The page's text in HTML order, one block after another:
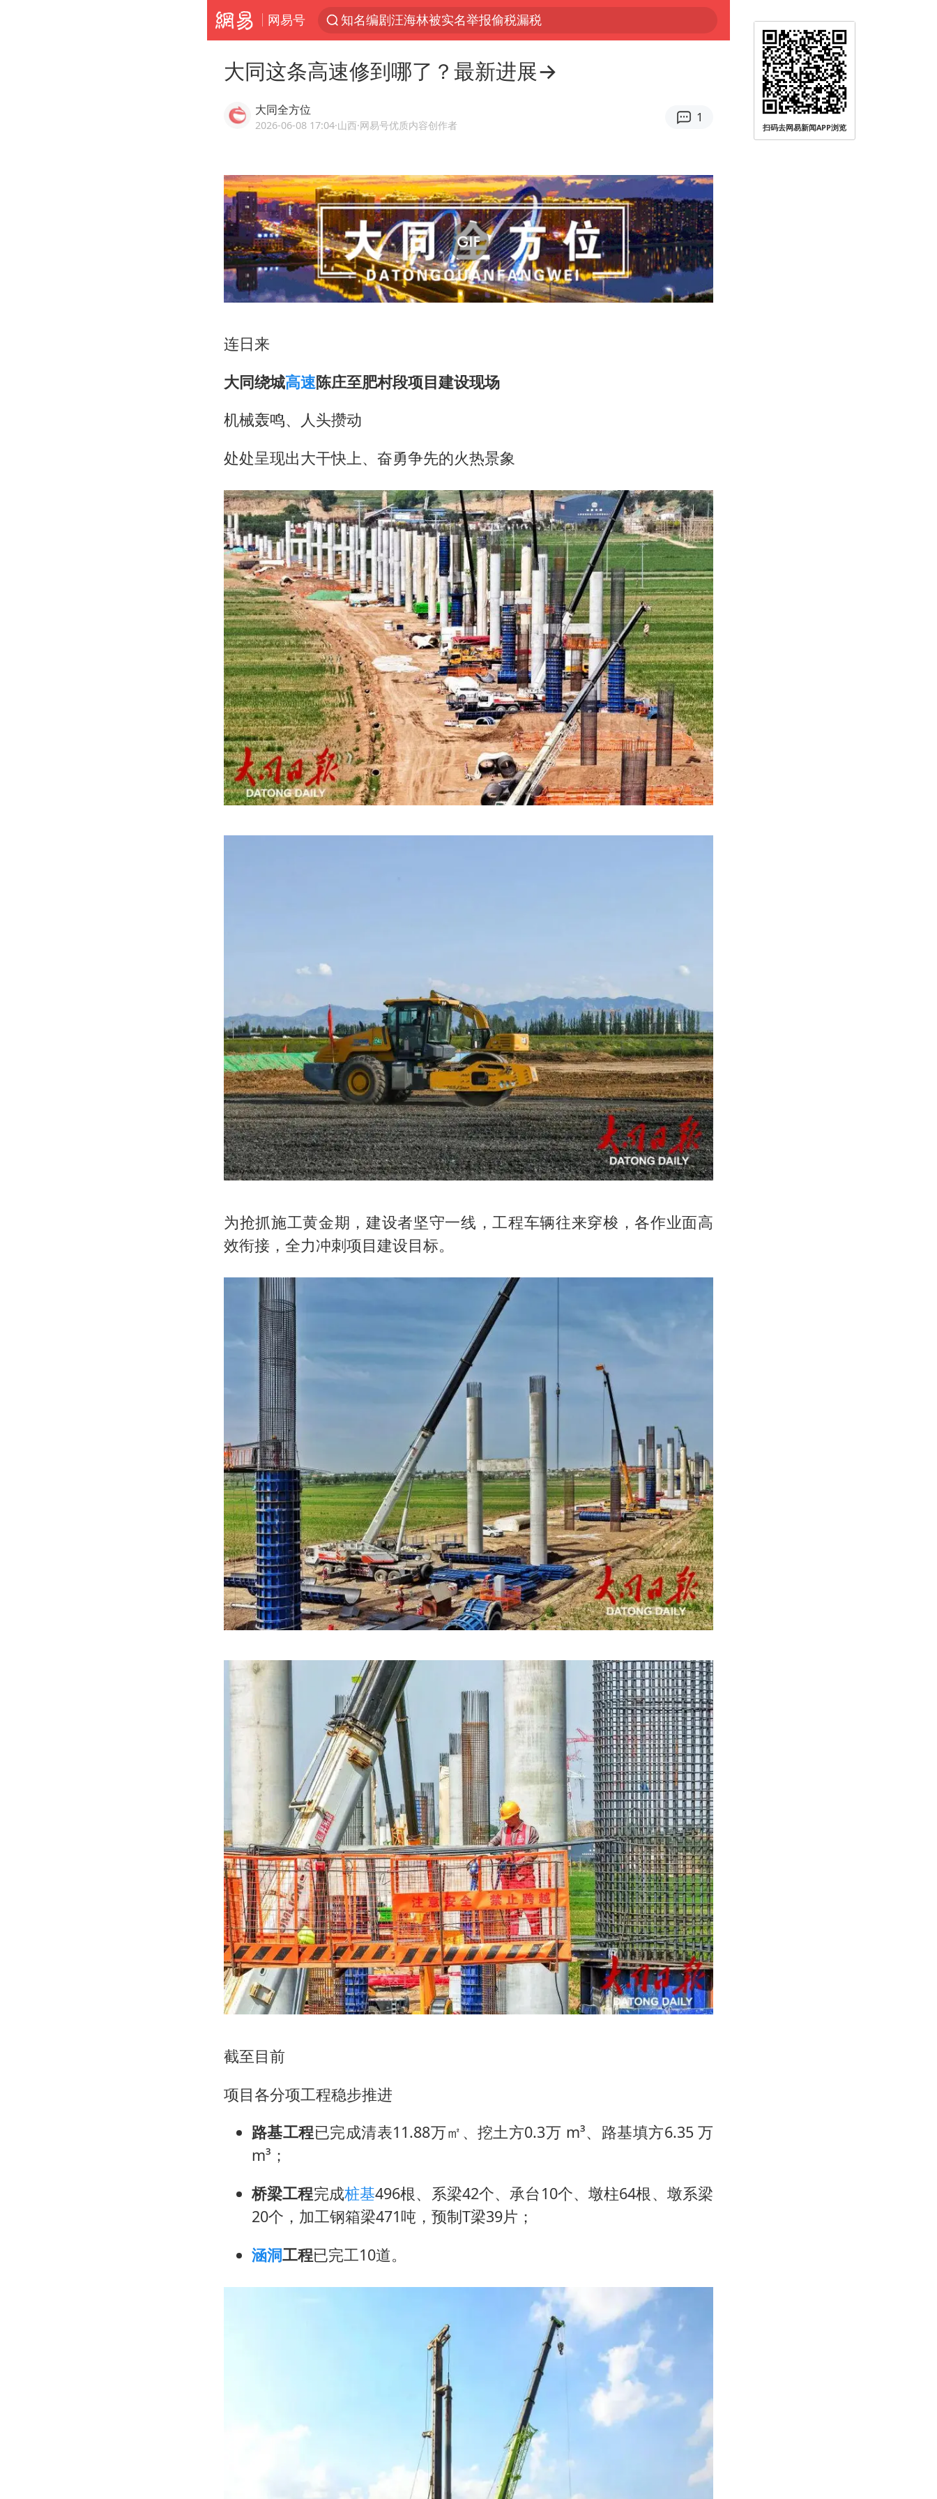
网易号
知名编剧汪海林被实名举报偷税漏税
台风白海豚闭眼意味着什么
富婆带资进组给自己硬加60多场吻戏
“六爷”挂一颗出场
白海豚将正面袭击贯穿浙江
梁家辉：到内地拍戏不是北上是回归
视频丨中国东方电气集团原党组副书记、董事宋致远被查
牛津大学一纸声明甩不了锅
女主硬加吻戏短剧已下架
《给阿嬷的情书》售后来了
人民的健康、体质、幸福一脉相承
大同这条高速修到哪了？最新进展→
大同全方位
2026-06-08 17:04·山西·网易号优质内容创作者
1
连日来
大同绕城高速陈庄至肥村段项目建设现场
机械轰鸣、人头攒动
处处呈现出大干快上、奋勇争先的火热景象
为抢抓施工黄金期，建设者坚守一线，工程车辆往来穿梭，各作业面高
效衔接，全力冲刺项目建设目标。
截至目前
项目各分项工程稳步推进
路基工程已完成清表11.88万㎡、挖土方0.3万 m³、路基填方6.35 万
m³；
桥梁工程完成桩基496根、系梁42个、承台10个、墩柱64根、墩系梁
20个，加工钢箱梁471吨，预制T梁39片；
涵洞工程已完工10道。
扫码去网易新闻APP浏览